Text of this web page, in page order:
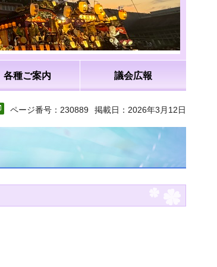
各種ご案内 議会広報
ページ番号：230889 掲載日：2026年3月12日